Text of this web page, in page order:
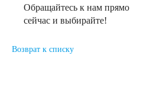
Обращайтесь к нам прямо
сейчас и выбирайте!
Возврат к списку